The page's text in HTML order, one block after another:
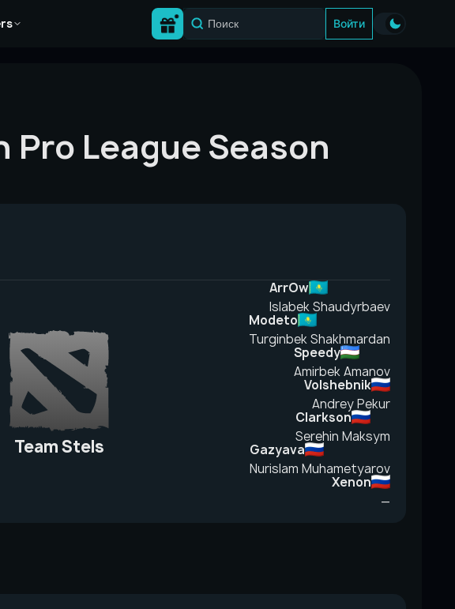
Войти
Pro League Season
Team Stels
ArrOw
Islabek Shaudyrbaev
Modeto
Turginbek Shakhmardan
Speedy
Amirbek Amanov
Volshebnik
Andrey Pekur
Clarkson
Serehin Maksym
Gazyava
Nurislam Muhametyarov
Xenon
—